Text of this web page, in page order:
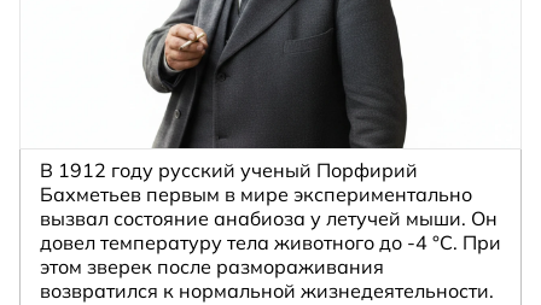
В 1912 году русский ученый Порфирий
Бахметьев первым в мире экспериментально
вызвал состояние анабиоза у летучей мыши. Он
довел температуру тела животного до -4 °C. При
этом зверек после размораживания
возвратился к нормальной жизнедеятельности.